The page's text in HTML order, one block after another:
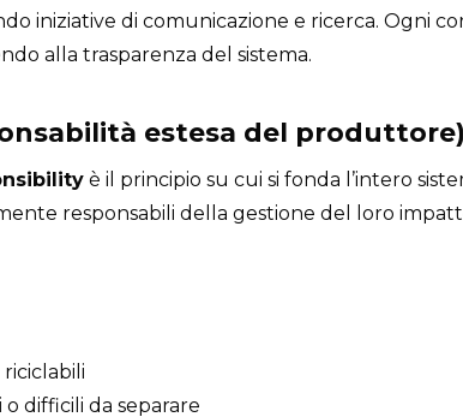
iniziative di comunicazione e ricerca. Ogni
alla trasparenza del sistema.
estesa del produttore)
è il principio su cui si fonda l’intero
responsabili della gestione del loro
o difficili da separare